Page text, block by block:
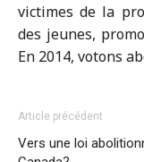
victimes de la
des jeunes,
En 2014, votons
Article précédent
Vers une loi